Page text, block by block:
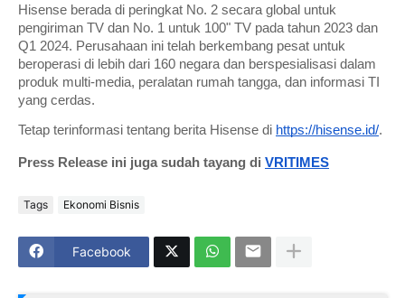
Hisense berada di peringkat No. 2 secara global untuk
pengiriman TV dan No. 1 untuk 100" TV pada tahun 2023 dan
Q1 2024. Perusahaan ini telah berkembang pesat untuk
beroperasi di lebih dari 160 negara dan berspesialisasi dalam
produk multi-media, peralatan rumah tangga, dan informasi TI
yang cerdas.
Tetap terinformasi tentang berita Hisense di https://hisense.id/.
Press Release ini juga sudah tayang di VRITIMES
Tags Ekonomi Bisnis
Facebook